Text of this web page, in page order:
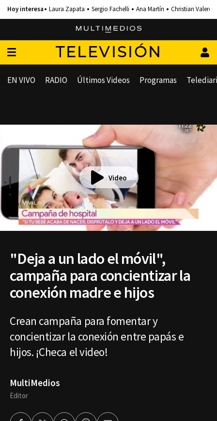
Laura Zapata Sergio Fachelli Ana Martín Christian Valero
TELEVISIÓN
EN VIVO RADIO Últimos Videos Programas
Video
"Deja a un lado el móvil",
campaña para concientizar la
conexión madre e hijos
Crean campaña para fomentar y
concientizar la conexión entre papás e
hijos. ¡Checa el video!
MultiMedios
Editor